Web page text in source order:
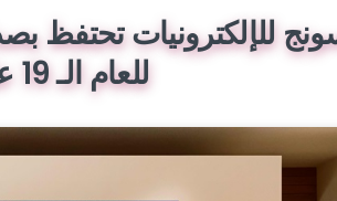
للإلكترونيات تحتفظ
للعام الـ 19 على التوالي